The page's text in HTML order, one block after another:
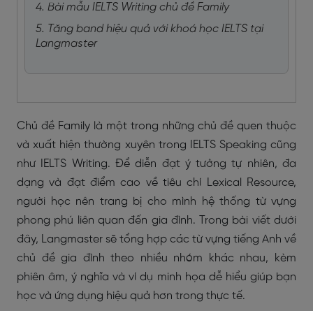
4. Bài mẫu IELTS Writing chủ đề Family
5. Tăng band hiệu quả với khoá học IELTS tại
Langmaster
Chủ đề Family là một trong những chủ đề quen thuộc
và xuất hiện thường xuyên trong IELTS Speaking cũng
như IELTS Writing. Để diễn đạt ý tưởng tự nhiên, đa
dạng và đạt điểm cao về tiêu chí Lexical Resource,
người học nên trang bị cho mình hệ thống từ vựng
phong phú liên quan đến gia đình. Trong bài viết dưới
đây, Langmaster sẽ tổng hợp các từ vựng tiếng Anh về
chủ đề gia đình theo nhiều nhóm khác nhau, kèm
phiên âm, ý nghĩa và ví dụ minh họa dễ hiểu giúp bạn
học và ứng dụng hiệu quả hơn trong thực tế.